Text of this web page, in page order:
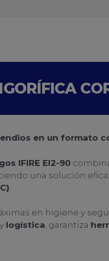
en un formato
IFIRE EI2-90
una solución
en higiene y
y logística, garantiza